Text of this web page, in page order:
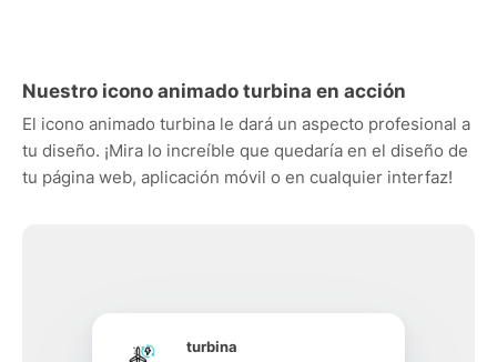
Nuestro icono animado turbina en acción
El icono animado turbina le dará un aspecto profesional a
tu diseño. ¡Mira lo increíble que quedaría en el diseño de
tu página web, aplicación móvil o en cualquier interfaz!
turbina